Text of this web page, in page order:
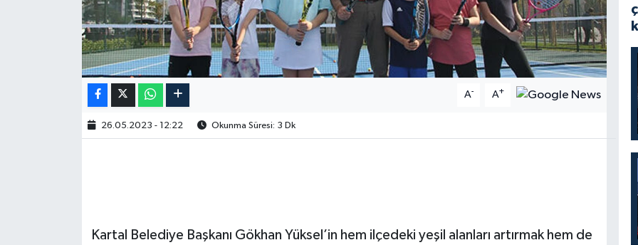
A- A+
26.05.2023 - 12:22 Okunma Süresi: 3 Dk
Kartal Belediye Başkanı Gökhan Yüksel’in hem ilçedeki yeşil alanları artırmak hem de